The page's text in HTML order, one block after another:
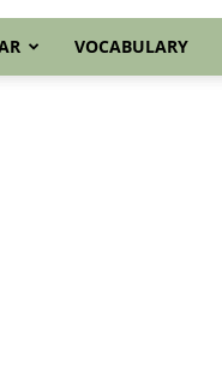
VOCABULARY